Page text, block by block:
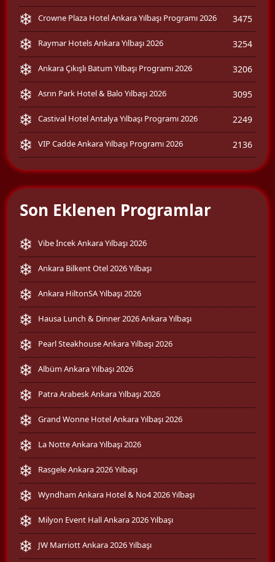
Crowne Plaza Hotel Ankara Yılbaşı Programı 2026 3475
Raymar Hotels Ankara Yılbaşı 2026 3254
Ankara Çıkışlı Batum Yılbaşı Programı 2026 3206
Asrın Park Hotel & Balo Yılbaşı 2026 3095
Castival Hotel Antalya Yılbaşı Programı 2026 2249
VIP Cadde Ankara Yılbaşı Programı 2026 2136
Son Eklenen Programlar
Vibe İncek Ankara Yılbaşı 2026
Ankara Bilkent Otel 2026 Yılbaşı
Ankara HiltonSA Yılbaşı 2026
Hausa Lunch & Dinner 2026 Ankara Yılbaşı
Pearl Steakhouse Ankara Yılbaşı 2026
Albüm Ankara Yılbaşı 2026
Patra Arabesk Ankara Yılbaşı 2026
Grand Wonne Hotel Ankara Yılbaşı 2026
La Notte Ankara Yılbaşı 2026
Rasgele Ankara 2026 Yılbaşı
Wyndham Ankara Hotel & No4 2026 Yılbaşı
Milyon Event Hall Ankara 2026 Yılbaşı
JW Marriott Ankara 2026 Yılbaşı